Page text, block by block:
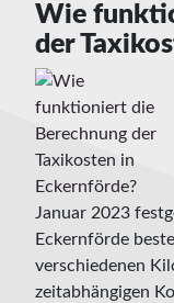
Wie
der
Januar 2023
Eckernförde
verschiedenen
zeitabhängigen